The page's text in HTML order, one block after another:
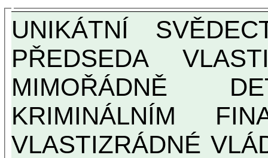
UNIKÁTNÍ SVĚDECTVÍ ZE SOUČASNOSTI:
PŘEDSEDA
MIMOŘÁDNĚ DETAILNĚ O ULTRA
KRIMINÁLNÍM
VLASTIZRÁDNÉ